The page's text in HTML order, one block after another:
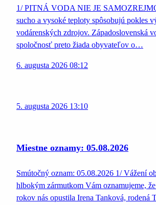
1/ PITNÁ VODA NIE JE
sucho a vysoké teploty spôsobujú pokles
vodárenských zdrojov. Západoslovenská
spoločnosť preto žiada obyvateľov o…
6. augusta 2026 08:12
5. augusta 2026 13:10
Miestne oznamy: 05.08.2026
Smútočný oznam: 05.08.2026 1/ Vážení
hlbokým zármutkom Vám oznamujeme,
rokov nás opustila Irena Tanková, rodená